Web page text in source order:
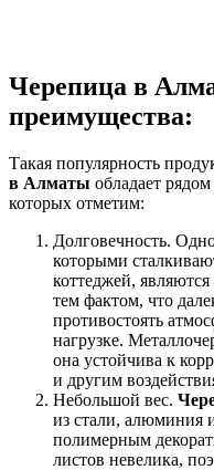
Черепица в
преимущества:
Такая популярность
в Алматы обладает
которых отметим:
Долговечность.
которыми
коттеджей,
тем фактом, что
противостоять
нагрузке.
она устойчива к
и другим
Небольшой вес.
из стали, алюминия
полимерным
листов невелика,